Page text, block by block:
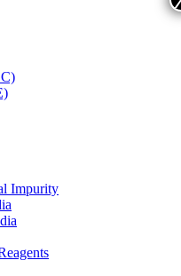
Impurity